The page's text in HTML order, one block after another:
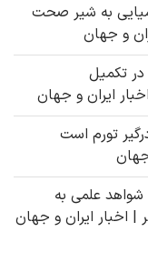
به شیر صحت
در تکمیل
تورم است
شواهد علمی به